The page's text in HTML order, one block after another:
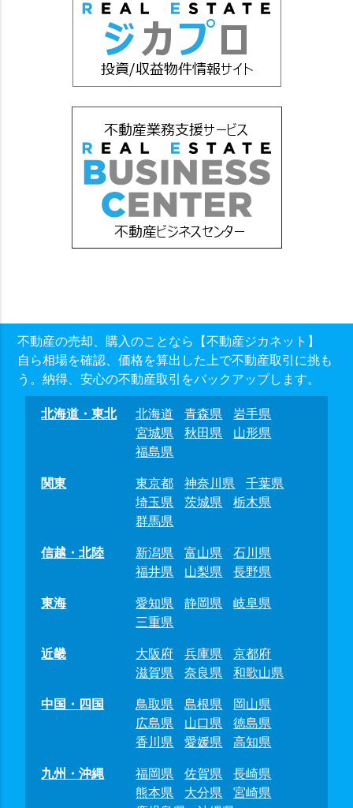
不動産の売却、購入のことなら【不動産ジカネット】
自ら相場を確認、価格を算出した上で不動産取引に挑も
う。納得、安心の不動産取引をバックアップします。
北海道・東北 北海道 青森県
岩手県
宮城県
秋田県
山形県
福島県
関東
東京都 神奈川県
千葉県
埼玉県
茨城県
栃木県
群馬県
信越・北陸
新潟県 富山県
石川県
福井県
山梨県
長野県
東海
愛知県 静岡県
岐阜県
三重県
近畿
大阪府 兵庫県
京都府
滋賀県
奈良県
和歌山県
中国・四国
鳥取県 島根県
岡山県
広島県
山口県
徳島県
香川県
愛媛県
高知県
九州・沖縄
福岡県 佐賀県
長崎県
熊本県
大分県
宮崎県